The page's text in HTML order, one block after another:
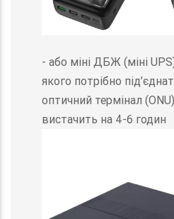
- або міні ДБЖ (міні
якого потрібно
оптичний термінал
вистачить на 4-6 годин